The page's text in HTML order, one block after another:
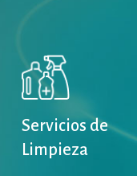
Servicios de
Limpieza